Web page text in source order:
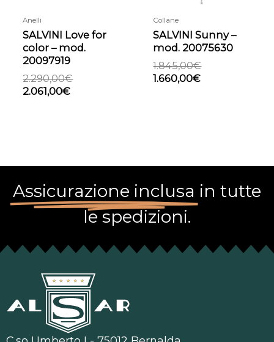
Anelli
SALVINI Love for
color – mod.
20097919
2.290,00€
2.061,00€
Collane
SALVINI Sunny –
mod. 20075630
1.845,00€
1.660,00€
Assicurazione inclusa in tutte
le spedizioni.